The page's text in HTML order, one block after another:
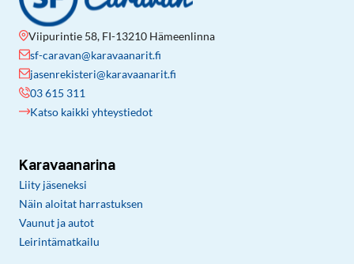
Viipurintie 58, FI-13210 Hämeenlinna
sf-caravan@karavaanarit.fi
jasenrekisteri@karavaanarit.fi
03 615 311
Katso kaikki yhteystiedot
Karavaanarina
Liity jäseneksi
Näin aloitat harrastuksen
Vaunut ja autot
Leirintämatkailu